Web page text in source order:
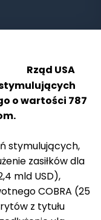
Rząd USA
o wartości 787
stymulujących,
zasiłków dla
mld USD),
COBRA (25
z tytułu